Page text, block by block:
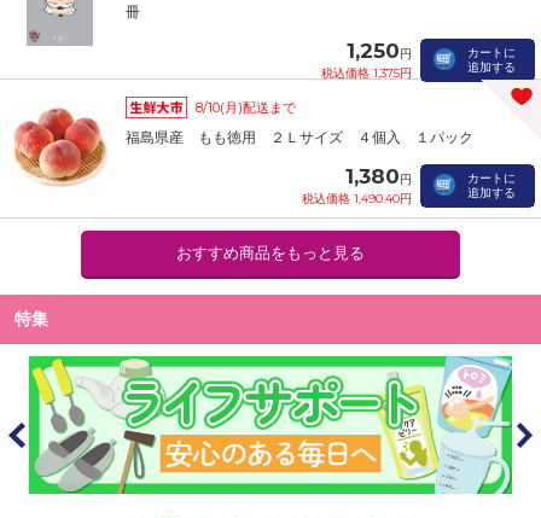
冊
1,250円
税込価格 1,375円
カートに
追加する
8/10(月)配送まで
福島県産 もも徳用 ２Ｌサイズ ４個入 １パック
1,380円
税込価格 1,490.40円
カートに
追加する
おすすめ商品をもっと見る
特集